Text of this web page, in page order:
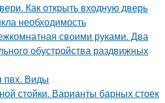
Как открыть входную дверь
необходимость
своими руками. Два
обустройства раздвижных
пвх. Виды
стойки. Варианты барных стоек